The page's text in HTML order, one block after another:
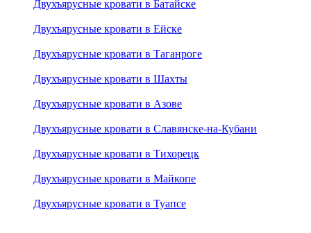
Двухъярусные кровати в Батайске
Двухъярусные кровати в Ейске
Двухъярусные кровати в Таганроге
Двухъярусные кровати в Шахты
Двухъярусные кровати в Азове
Двухъярусные кровати в Славянске-на-Кубани
Двухъярусные кровати в Тихорецк
Двухъярусные кровати в Майкопе
Двухъярусные кровати в Туапсе